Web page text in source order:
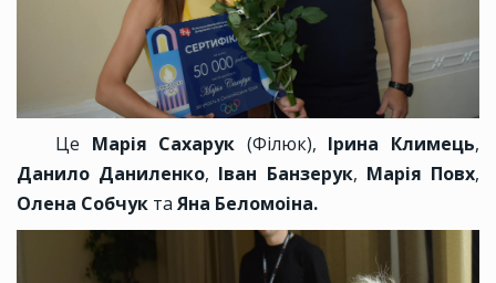
Це Марія Сахарук (Філюк), Ірина Климець,
Данило Даниленко, Іван Банзерук, Марія Повх,
Олена Собчук та Яна Беломоіна.